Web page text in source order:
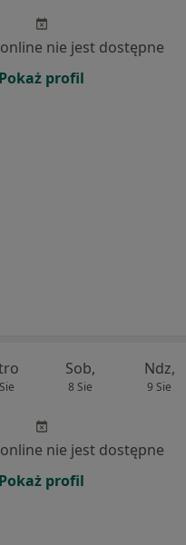
nie jest dostępne
Pokaż profil
Sob,
8 Sie
Ndz,
9 Sie
nie jest dostępne
Pokaż profil